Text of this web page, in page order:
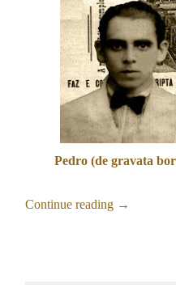
Pedro (de gravata
Continue reading →